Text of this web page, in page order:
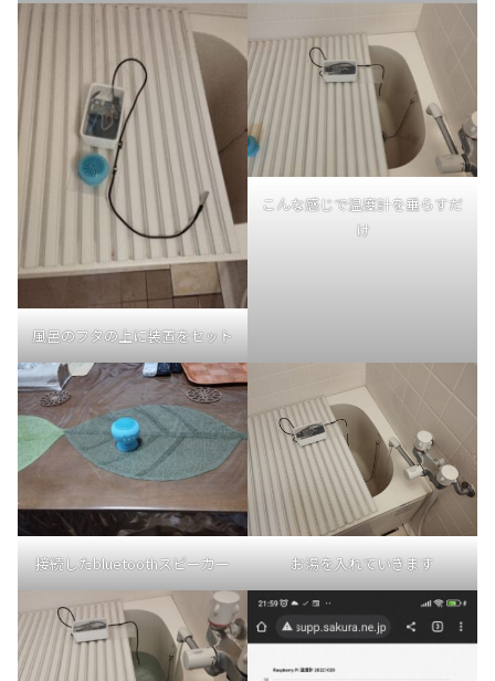
風呂のフタの上に装置をセット
こんな感じで温度計を垂らすだ
け
接続したbluetoothスピーカー お湯を入れていきます